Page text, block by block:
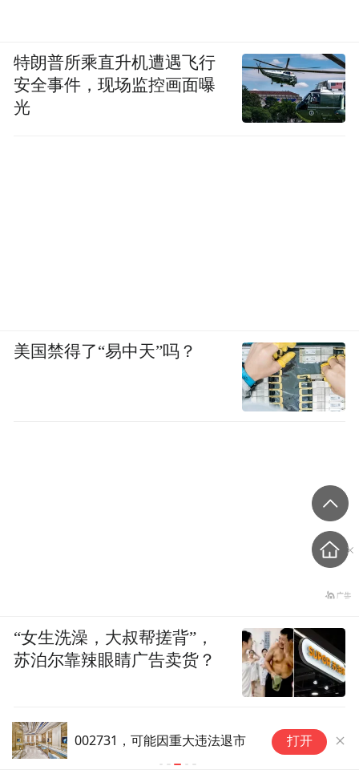
002731，可能因重大违法退市 打开
特朗普所乘直升机遭遇飞行
安全事件，现场监控画面曝
光
美国禁得了“易中天”吗？
“女生洗澡，大叔帮搓背”，
苏泊尔靠辣眼睛广告卖货？